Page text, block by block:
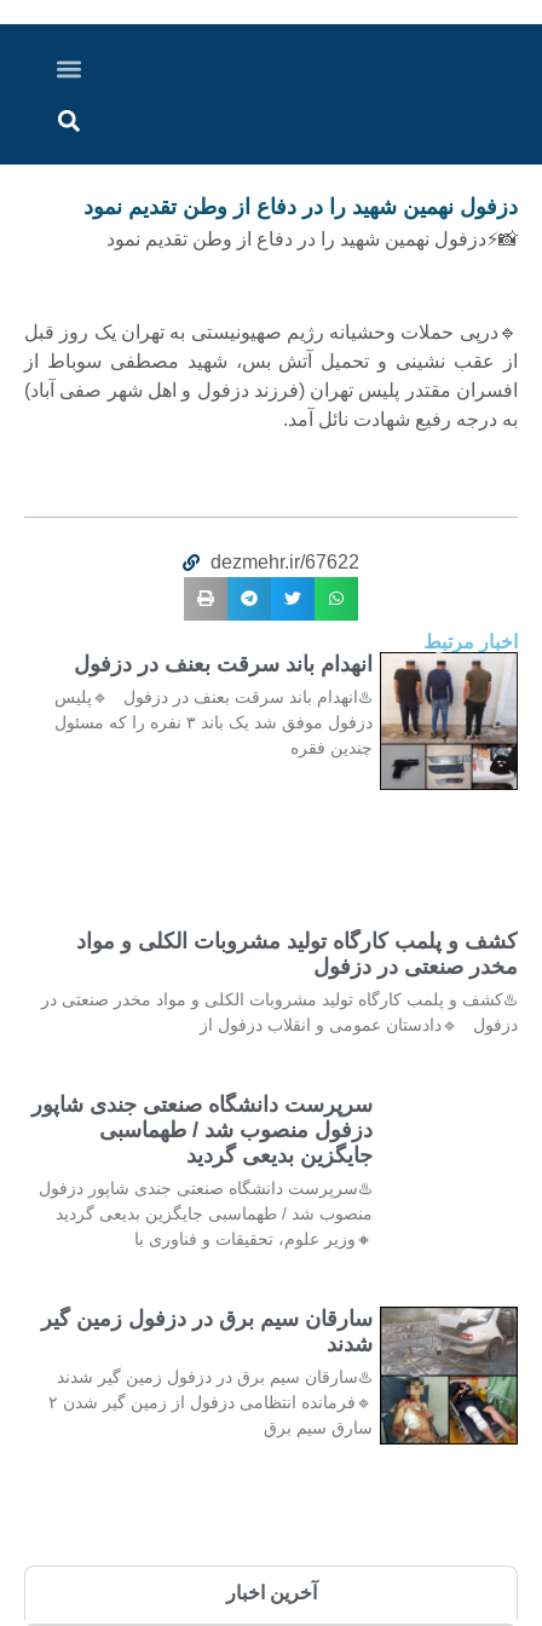
دزفول نهمین شهید را در دفاع از وطن تقدیم نمود
📸⚡دزفول نهمین شهید را در دفاع از وطن تقدیم نمود
🔹درپی حملات وحشیانه رژیم صهیونیستی به تهران یک روز قبل
از عقب نشینی و تحمیل آتش بس، شهید مصطفی سوباط از
افسران مقتدر پلیس تهران (فرزند دزفول و اهل شهر صفی آباد)
به درجه رفیع شهادت نائل آمد.
dezmehr.ir/67622
اخبار مرتبط
انهدام باند سرقت بعنف در دزفول
♨️انهدام باند سرقت بعنف در دزفول 🔹پلیس
دزفول موفق شد یک باند ۳ نفره را که مسئول
چندین فقره
کشف و پلمب کارگاه تولید مشروبات الکلی و مواد
مخدر صنعتی در دزفول
♨️کشف و پلمب کارگاه تولید مشروبات الکلی و مواد مخدر صنعتی در
دزفول 🔹دادستان عمومی و انقلاب دزفول از
سرپرست دانشگاه صنعتی جندی شاپور
دزفول منصوب شد / طهماسبی
جایگزین بدیعی گردید
♨️سرپرست دانشگاه صنعتی جندی شاپور دزفول
منصوب شد / طهماسبی جایگزین بدیعی گردید
🔸وزیر علوم، تحقیقات و فناوری با
سارقان سیم برق در دزفول زمین گیر
شدند
♨️سارقان سیم برق در دزفول زمین گیر شدند
🔹فرمانده انتظامی دزفول از زمین گیر شدن ۲
سارق سیم برق
آخرین اخبار